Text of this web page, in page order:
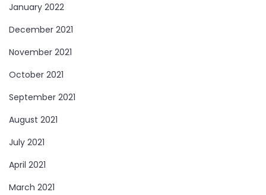
January 2022
December 2021
November 2021
October 2021
September 2021
August 2021
July 2021
April 2021
March 2021